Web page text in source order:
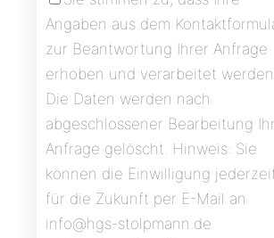
Angaben aus dem
zur Beantwortung Ihrer Anfrage
erhoben und verarbeitet werden.
Die Daten werden nach
abgeschlossener Bearbeitung
Anfrage gelöscht. Hinweis: Sie
können die Einwilligung
für die Zukunft per E-Mail an
info@hgs-stolpmann.de